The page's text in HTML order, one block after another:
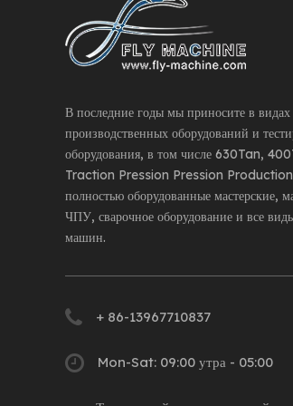
В последние годы мы приносите в видах
производственных оборудований и
оборудования, в том числе 630Tan,
Traction Pression Pression
полностью оборудованные мастерские,
ЧПУ, сварочное оборудование и все
машин.
+ 86-13967710837
Mon-Sat: 09:00 утра - 05:00